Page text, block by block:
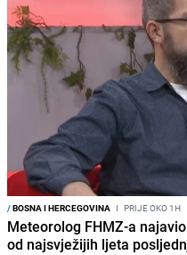
/BOSNA I HERCEGOVINA I PRIJE OKO 1H
Meteorolog FHMZ-a
od najsvježijih ljeta